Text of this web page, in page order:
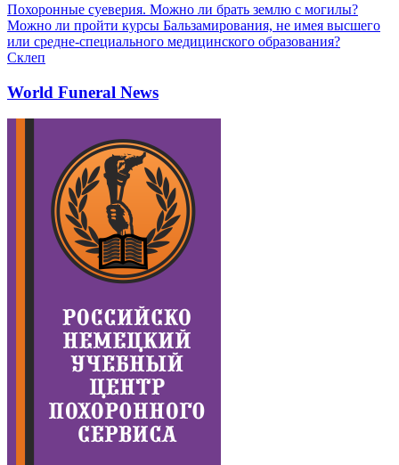
Похоронные суеверия. Можно ли брать землю с могилы?
Можно ли пройти курсы Бальзамирования, не имея высшего
или средне-специального медицинского образования?
Склеп
World Funeral News